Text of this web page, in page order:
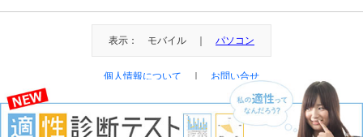
表示： モバイル ｜ パソコン
個人情報について お問い合せ
＠Eibi Tsushin All Right Reserved.